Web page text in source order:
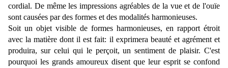
cordial. De même les impressions agréables de la vue et de l'ouïe
sont causées par des formes et des modalités harmonieuses.
Soit un objet visible de formes harmonieuses, en rapport étroit
avec la matière dont il est fait: il exprimera beauté et agrément et
produira, sur celui qui le perçoit, un sentiment de plaisir. C'est
pourquoi les grands amoureux disent que leur esprit se confond